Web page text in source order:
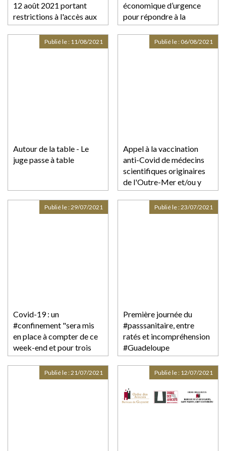
12 août 2021 portant
restrictions à l'accès aux
établissement recevant
du public et réglementant
les activités et les
économique d’urgence
pour répondre à la
situation sanitaire
spécifique des Outre-mer
Autour de la table - Le
juge passe à table
Publié le : 11/08/2021
Appel à la vaccination
anti-Covid de médecins
scientifiques originaires
de l'Outre-Mer et/ou y
travaillant
Publié le : 06/08/2021
Covid-19 : un
#confinement "sera mis
en place à compter de ce
week-end et pour trois
semaines" en
#Martinique, annonce le
Publié le :29/07/2021
Première journée du
#passsanitaire, entre
ratés et incompréhension
#Guadeloupe
#CQFDAvocats
Publié le :23/07/2021
Publié le :21/07/2021 Publié le : 12/07/2021